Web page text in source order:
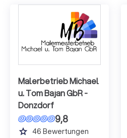
Malerbetrieb Michael
u. Tom Bajan GbR -
Donzdorf
9,8
grade 46 Bewertungen